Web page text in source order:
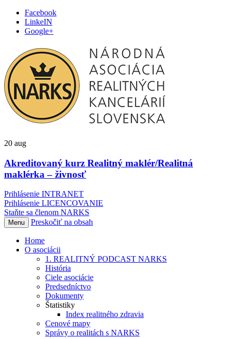
Facebook
LinkeIN
Google+
20 aug
Akreditovaný kurz Realitný maklér/Realitná
maklérka – živnosť
Prihlásenie INTRANET
Prihlásenie LICENCOVANIE
Staňte sa členom NARKS
Menu Preskočiť na obsah
Home
O asociácii
1. REALITNÝ PODCAST NARKS
História
Ciele asociácie
Predsedníctvo
Dokumenty
Štatistiky
Index realitného zdravia
Cenové mapy
Správy o realitách s NARKS